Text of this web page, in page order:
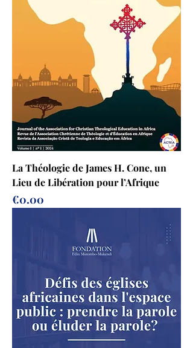
La Théologie de James H. Cone, un
Lieu de Libération pour l’Afrique
Price
€0.00